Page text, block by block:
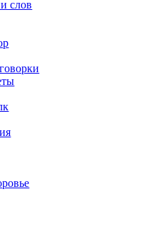
слов